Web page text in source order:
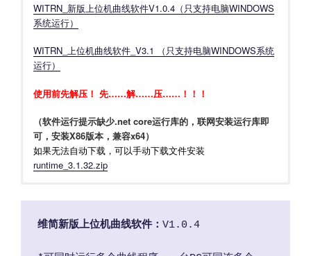
WITRN_新版上位机曲线软件V1.0.4（只支持电脑WINDOWS
系统运行）
WITRN_上位机曲线软件_V3.1 （只支持电脑WINDOWS系统
运行）
使用前先解压！ 先……解……压……！！！
（软件运行提示缺少.net core运行库的，联网安装运行库即
可，安装X86版本，兼容x64）
如果无法自动下载，可以手动下载文件安装
runtime_3.1.32.zip
维简新版上位机曲线软件： V1.0.4